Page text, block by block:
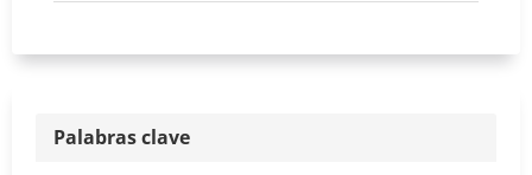
Palabras clave